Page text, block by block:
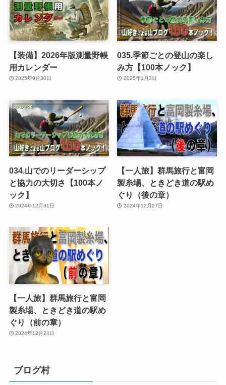
【装備】2026年版測量野帳
用カレンダー
2025年9月30日
035.季節ごとの登山の楽し
み方【100本ノック】
2025年1月3日
034.山でのリーダーシップ
と協力の大切さ【100本ノ
ック】
2024年12月31日
【一人旅】群馬旅行と富岡
製糸場、ときどき道の駅め
ぐり（後の章）
2024年12月27日
【一人旅】群馬旅行と富岡
製糸場、ときどき道の駅め
ぐり（前の章）
2024年12月24日
ブログ村